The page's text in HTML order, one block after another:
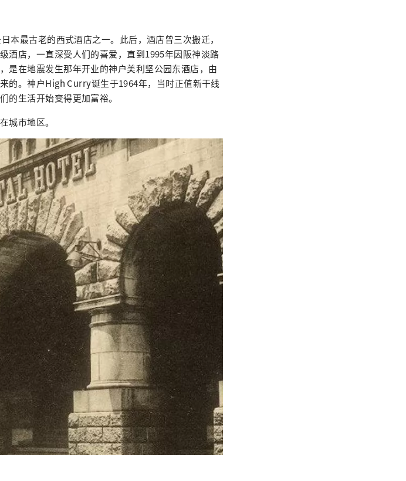
本最古老的西式酒店之一。此后，酒店曾三次搬迁，
酒店，一直深受人们的喜爱，直到1995年因阪神淡路
是在地震发生那年开业的神户美利坚公园东酒店，由
的。神户High Curry诞生于1964年，当时正值新干线
的生活开始变得更加富裕。
城市地区。